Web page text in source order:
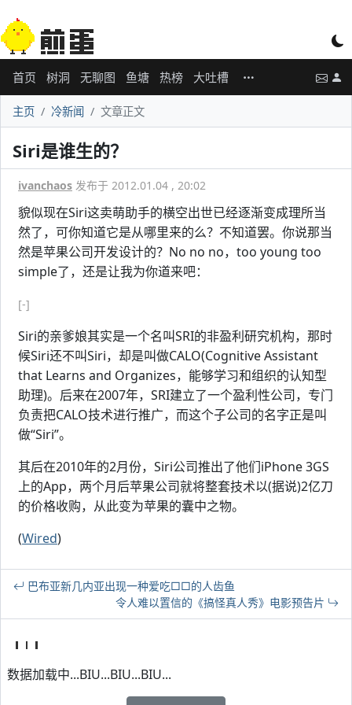
首页 树洞 无聊图 鱼塘 热榜 大吐槽
主页 冷新闻 文章正文
Siri是谁生的？
ivanchaos 发布于 2012.01.04 , 20:02
貌似现在Siri这卖萌助手的横空出世已经逐渐变成理所当
然了，可你知道它是从哪里来的么？不知道罢。你说那当
然是苹果公司开发设计的？No no no，too young too
simple了，还是让我为你道来吧：
[-]
Siri的亲爹娘其实是一个名叫SRI的非盈利研究机构，那时
候Siri还不叫Siri，却是叫做CALO(Cognitive Assistant
that Learns and Organizes，能够学习和组织的认知型
助理)。后来在2007年，SRI建立了一个盈利性公司，专门
负责把CALO技术进行推广，而这个子公司的名字正是叫
做“Siri”。
其后在2010年的2月份，Siri公司推出了他们iPhone 3GS
上的App，两个月后苹果公司就将整套技术以(据说)2亿刀
的价格收购，从此变为苹果的囊中之物。
(Wired)
巴布亚新几内亚出现一种爱吃□□的人齿鱼
令人难以置信的《搞怪真人秀》电影预告片
数据加载中...BIU...BIU...BIU...